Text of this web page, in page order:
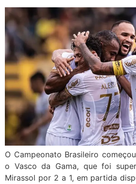
O Campeonato Brasileiro
o Vasco da Gama, que foi
Mirassol por 2 a 1, em partida